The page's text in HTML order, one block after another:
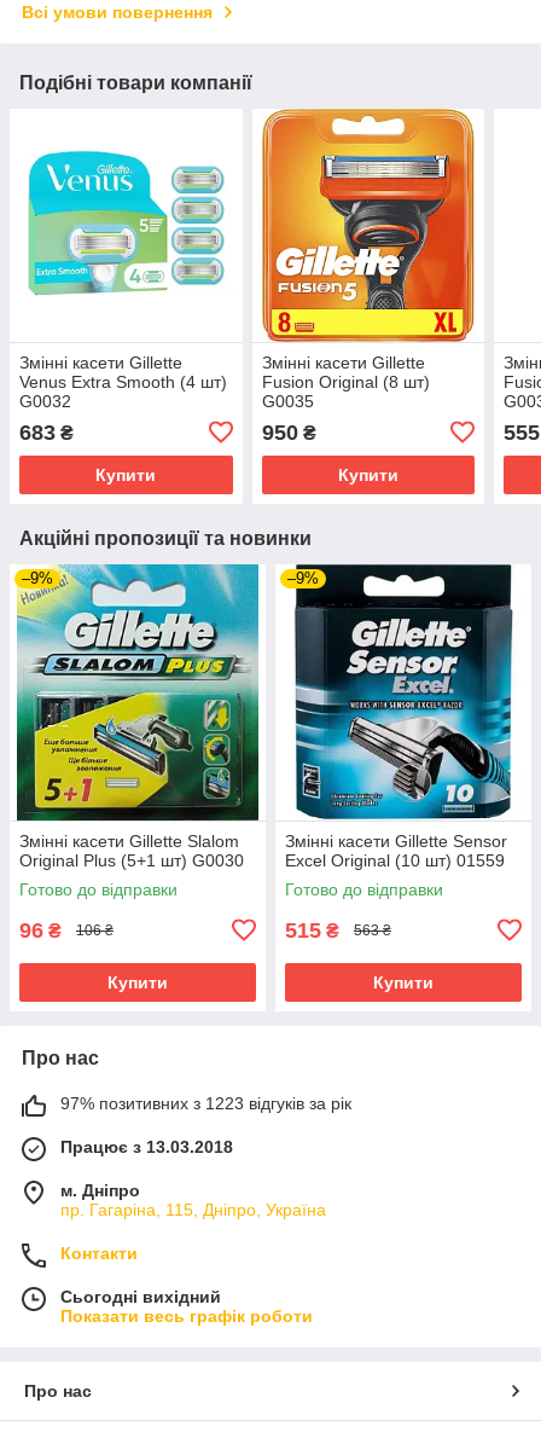
Всі умови повернення
Подібні товари компанії
Змінні касети Gillette
Venus Extra Smooth (4 шт)
G0032
683 ₴
Купити
Змінні касети Gillette
Fusion Original (8 шт)
G0035
950₴
Купити
555
Акційні пропозиції та новинки
–9%
Змінні касети Gillette Slalom
Original Plus (5+1 шт) G0030
Готово до відправки
96 ₴ 106 ₴
Купити
–9%
Змінні касети Gillette Sensor
Excel Original (10 шт) 01559
Готово до відправки
515 ₴ 563 ₴
Купити
Про нас
97% позитивних з 1223 відгуків за рік
Працює з 13.03.2018
м. Дніпро
пр. Гагаріна, 115, Дніпро, Україна
Контакти
Сьогодні вихідний
Показати весь графік роботи
Про нас